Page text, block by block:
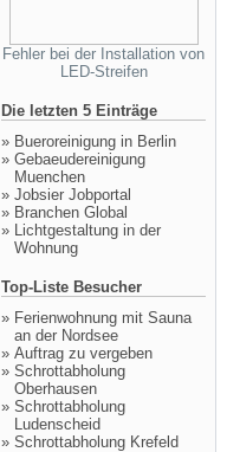
Fehler bei der Installation von
LED-Streifen
Die letzten 5 Einträge
» Bueroreinigung in Berlin
» Gebaeudereinigung
Muenchen
» Jobsier Jobportal
» Branchen Global
» Lichtgestaltung in der
Wohnung
Top-Liste Besucher
» Ferienwohnung mit Sauna
an der Nordsee
» Auftrag zu vergeben
» Schrottabholung
Oberhausen
» Schrottabholung
Ludenscheid
» Schrottabholung Krefeld